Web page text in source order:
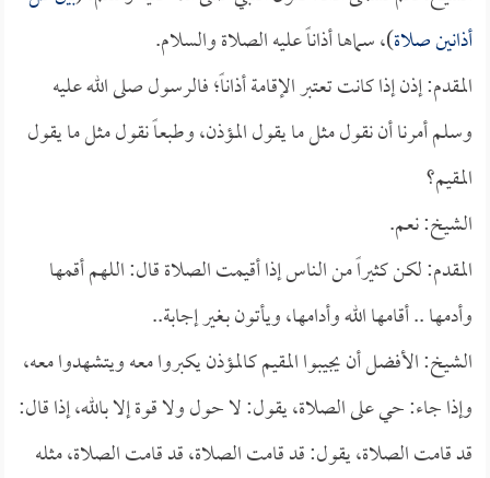
أذانين صلاة)، سماها أذاناً عليه الصلاة والسلام.
المقدم: إذن إذا كانت تعتبر الإقامة أذاناً؛ فالرسول صلى الله عليه
وسلم أمرنا أن نقول مثل ما يقول المؤذن، وطبعاً نقول مثل ما يقول
المقيم؟
الشيخ: نعم.
المقدم: لكن كثيراً من الناس إذا أقيمت الصلاة قال: اللهم أقمها
وأدمها .. أقامها الله وأدامها، ويأتون بـغير إجابة..
الشيخ: الأفضل أن يجيبوا المقيم كالمؤذن يكبروا معه ويتشهدوا معه،
وإذا جاء: حي على الصلاة، يقول: لا حول ولا قوة إلا بالله، إذا قال:
قد قامت الصلاة، يقول: قد قامت الصلاة، قد قامت الصلاة، مثله